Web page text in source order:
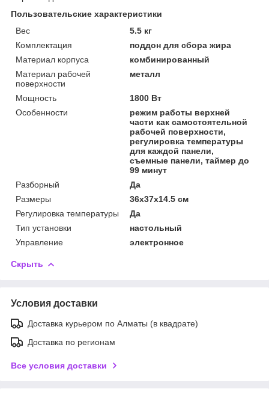
Пользовательские характеристики
Вес
5.5 кг
Комплектация
поддон для сбора жира
Материал корпуса
комбинированный
Материал рабочей
поверхности
металл
Мощность
1800 Вт
Особенности
режим работы верхней
части как самостоятельной
рабочей поверхности,
регулировка температуры
для каждой панели,
съемные панели, таймер до
99 минут
Разборный
Да
Размеры
36x37x14.5 см
Регулировка температуры
Да
Тип установки
настольный
Управление
электронное
Скрыть
Условия доставки
Доставка курьером по Алматы (в квадрате)
Доставка по регионам
Все условия доставки